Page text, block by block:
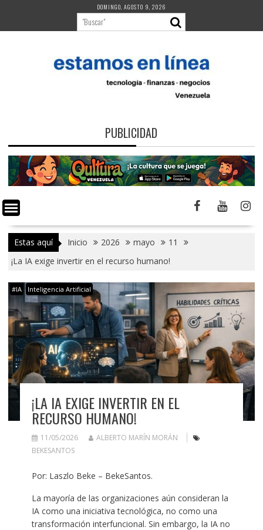
contenido
DOMINGO, AGOSTO 9, 2026
PUBLICIDAD
Estas aquí Inicio 2026 mayo
11
¡La IA exige invertir en el recurso humano!
#IA Inteligencia Artificial
¡LA IA EXIGE INVERTIR EN EL
RECURSO HUMANO!
11/05/2026
ALBERTO MARÍN MORÁN
BEKESANTOS
Por: Laszlo Beke – BekeSantos.
La mayoría de las organizaciones aún consideran la
IA como una iniciativa tecnológica, no como una
transformación interfuncional. Sin embargo, la IA no